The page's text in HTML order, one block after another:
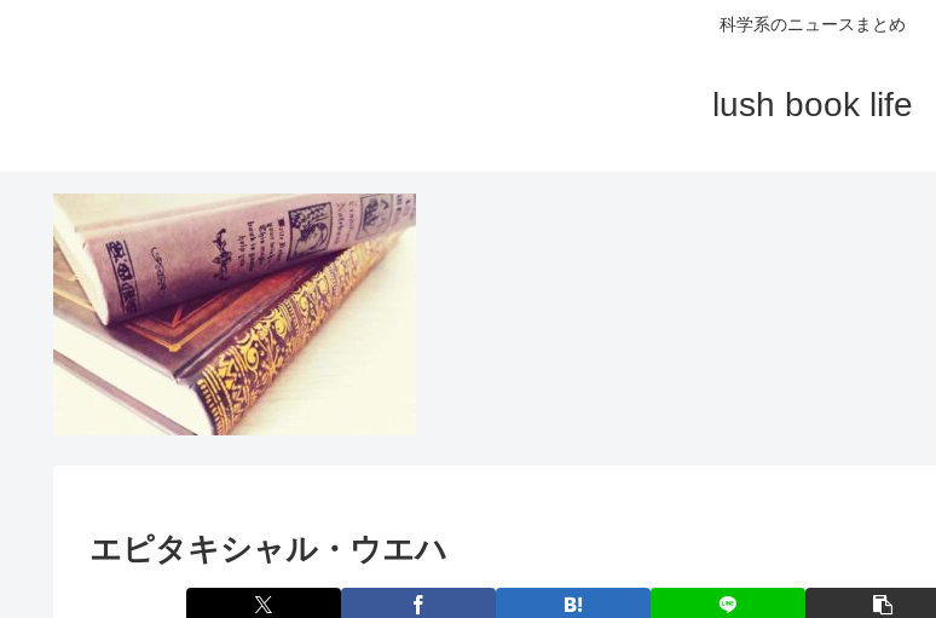
科学系のニュースまとめ
lush book life
エピタキシャル・ウエハ